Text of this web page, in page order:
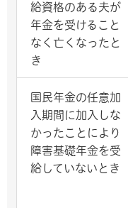
給資格のある夫が
年金を受けること
なく亡くなったと
き
国民年金の任意加
入期間に加入しな
かったことにより
障害基礎年金を受
給していないとき